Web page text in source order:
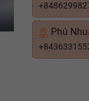
Phú